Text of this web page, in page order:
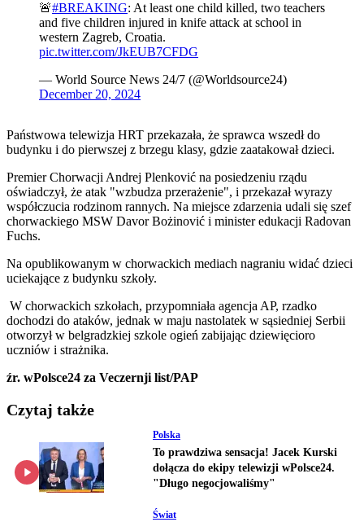
🚨#BREAKING: At least one child killed, two teachers
and five children injured in knife attack at school in
western Zagreb, Croatia.
pic.twitter.com/JkEUB7CFDG
— World Source News 24/7 (@Worldsource24)
December 20, 2024
Państwowa telewizja HRT przekazała, że sprawca wszedł do
budynku i do pierwszej z brzegu klasy, gdzie zaatakował dzieci.
Premier Chorwacji Andrej Plenković na posiedzeniu rządu
oświadczył, że atak "wzbudza przerażenie", i przekazał wyrazy
współczucia rodzinom rannych. Na miejsce zdarzenia udali się szef
chorwackiego MSW Davor Bożinović i minister edukacji Radovan
Fuchs.
Na opublikowanym w chorwackich mediach nagraniu widać dzieci
uciekające z budynku szkoły.
W chorwackich szkołach, przypomniała agencja AP, rzadko
dochodzi do ataków, jednak w maju nastolatek w sąsiedniej Serbii
otworzył w belgradzkiej szkole ogień zabijając dziewięcioro
uczniów i strażnika.
źr. wPolsce24 za Veczernji list/PAP
Czytaj także
Polska
To prawdziwa sensacja! Jacek Kurski
dołącza do ekipy telewizji wPolsce24.
"Długo negocjowaliśmy"
Świat